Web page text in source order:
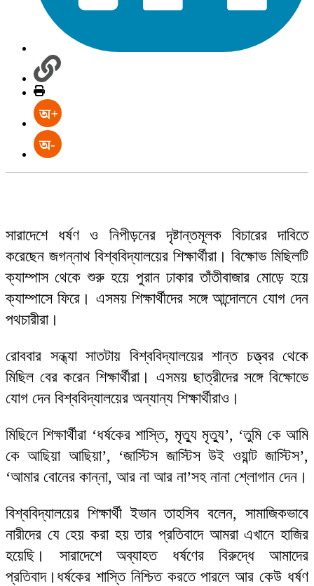
সারাদেশে ধর্ষণ ও নিপীড়নের দৃষ্টান্তমূলক বিচারের দাবিতে
করেছেন জগন্নাথ বিশ্ববিদ্যালয়ের শিক্ষার্থীরা। বিক্ষোভ মিছিলটি
ক্যাম্পাস থেকে শুরু হয়ে পুরান ঢাকার তাঁতীবাজার মোড়ে হয়ে
ক্যাম্পাসে ফিরে। এসময় শিক্ষার্থীদের সঙ্গে আন্দোলনে যোগ দেন
পথচারীরা।
রোববার সন্ধ্যা সাতটায় বিশ্ববিদ্যালয়ের শান্ত চত্ত্বর থেকে
মিছিল বের করেন শিক্ষার্থীরা। এসময় ছাত্রীদের সঙ্গে বিক্ষোভে
যোগ দেন বিশ্ববিদ্যালয়ের অন্যান্য শিক্ষার্থীরাও।
মিছিলে শিক্ষার্থীরা ‘ধর্ষকের শাস্তি, মৃত্যু মৃত্যু’, ‘তুমি কে আমি
কে আছিয়া আছিয়া’, ‘জাস্টিস জাস্টিস উই ওয়ান্ট জাস্টিস’,
‘আমার বোনের কান্না, আর না আর না’সহ নানা শ্লোগান দেন।
বিশ্ববিদ্যালয়ের শিক্ষার্থী ইভান তাহসিব বলেন, সামাজিকভাবে
নারীদের যে হেয় করা হয় তার প্রতিবাদে আমরা এখানে হাজির
হয়েছি। সারাদেশে অব্যাহত ধর্ষণের বিরুদ্ধে আমাদের
প্রতিবাদ।ধর্ষকের শাস্তি নিশ্চিত করতে পারলে আর কেউ ধর্ষণ